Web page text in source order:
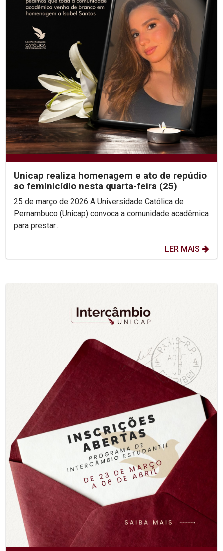
Unicap realiza homenagem e ato de repúdio
ao feminicídio nesta quarta-feira (25)
25 de março de 2026 A Universidade Católica de
Pernambuco (Unicap) convoca a comunidade acadêmica
para prestar...
LER MAIS